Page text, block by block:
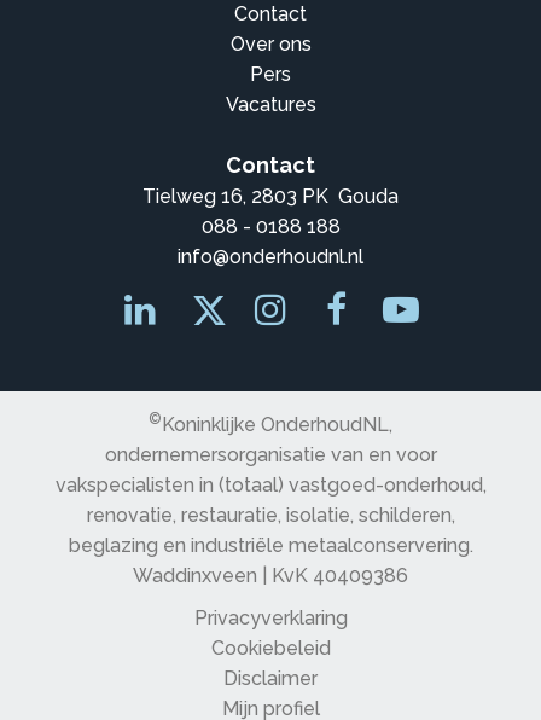
Contact
Over ons
Pers
Vacatures
Contact
Tielweg 16, 2803 PK Gouda
088 - 0188 188
info@onderhoudnl.nl
©Koninklijke OnderhoudNL,
ondernemersorganisatie van en voor
vakspecialisten in (totaal) vastgoed-onderhoud,
renovatie, restauratie, isolatie, schilderen,
beglazing en industriële metaalconservering.
Waddinxveen | KvK 40409386
Privacyverklaring
Cookiebeleid
Disclaimer
Mijn profiel